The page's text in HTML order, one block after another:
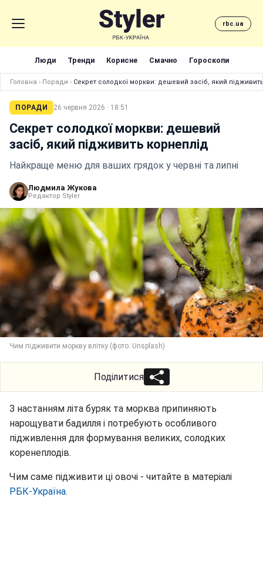
rbc.ua
Люди Тренди Корисне Смачно Гороскопи
Головна › Поради › Секрет солодкої моркви: дешевий засіб, який
ПОРАДИ 26 червня 2026 · 18:51
Секрет солодкої моркви: дешевий
засіб, який підживить корнеплід
Найкраще меню для ваших грядок у червні та липні
Людмила Жукова
Редактор Styler
Чим підживити моркву влітку (фото: Unsplash)
Поділитися
З настанням літа буряк та морква припиняють
нарощувати бадилля і потребують особливого
підживлення для формування великих, солодких
коренеплодів.
Чим саме підживити ці овочі - читайте в матеріалі
РБК-Україна.